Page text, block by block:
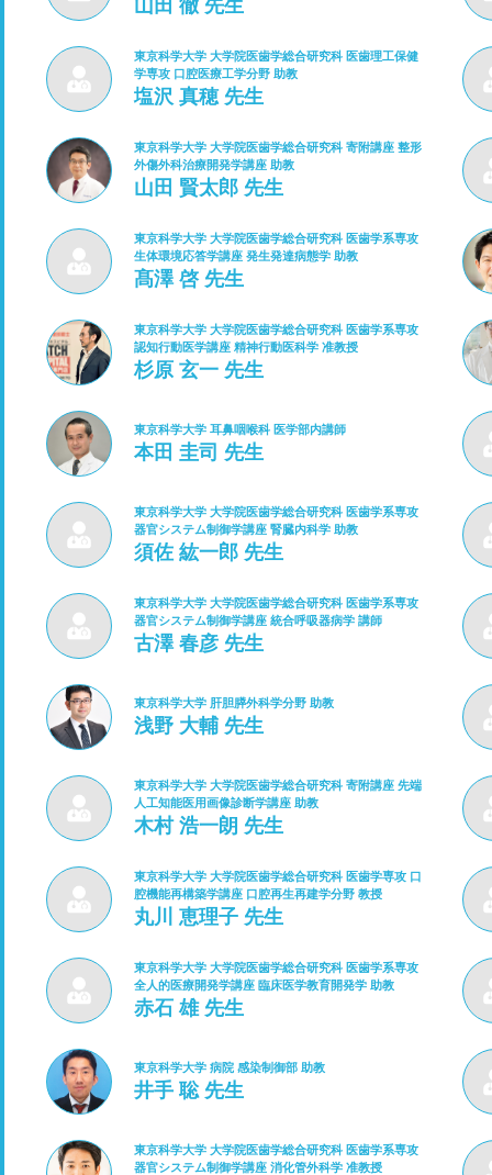
山田 徹 先生
東京科学大学 大学院医歯学総合研究科 医歯理工保健
学専攻 口腔医療工学分野 助教
塩沢 真穂 先生
東京科学大学 大学院医歯学総合研究科 寄附講座 整形
外傷外科治療開発学講座 助教
山田 賢太郎 先生
東京科学大学 大学院医歯学総合研究科 医歯学系専攻
生体環境応答学講座 発生発達病態学 助教
髙澤 啓 先生
東京科学大学 大学院医歯学総合研究科 医歯学系専攻
認知行動医学講座 精神行動医科学 准教授
杉原 玄一 先生
東京科学大学 耳鼻咽喉科 医学部内講師
本田 圭司 先生
東京科学大学 大学院医歯学総合研究科 医歯学系専攻
器官システム制御学講座 腎臓内科学 助教
須佐 紘一郎 先生
東京科学大学 大学院医歯学総合研究科 医歯学系専攻
器官システム制御学講座 統合呼吸器病学 講師
古澤 春彦 先生
東京科学大学 肝胆膵外科学分野 助教
浅野 大輔 先生
東京科学大学 大学院医歯学総合研究科 寄附講座 先端
人工知能医用画像診断学講座 助教
木村 浩一朗 先生
東京科学大学 大学院医歯学総合研究科 医歯学専攻 口
腔機能再構築学講座 口腔再生再建学分野 教授
丸川 恵理子 先生
東京科学大学 大学院医歯学総合研究科 医歯学系専攻
全人的医療開発学講座 臨床医学教育開発学 助教
赤石 雄 先生
東京科学大学 病院 感染制御部 助教
井手 聡 先生
東京科学大学 大学院医歯学総合研究科 医歯学系専攻
器官システム制御学講座 消化管外科学 准教授